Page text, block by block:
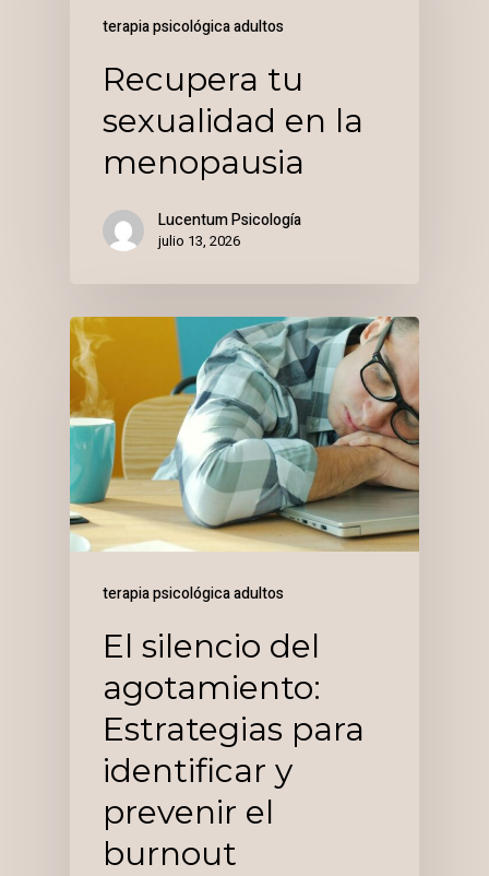
terapia psicológica adultos
Recupera tu
sexualidad en la
menopausia
Lucentum Psicología
julio 13, 2026
terapia psicológica adultos
El silencio del
agotamiento:
Estrategias para
identificar y
prevenir el
burnout